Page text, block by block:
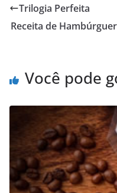
Trilogia Perfeita
Receita de
Você pode